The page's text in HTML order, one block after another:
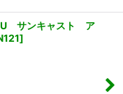
サンキャスト ア
]